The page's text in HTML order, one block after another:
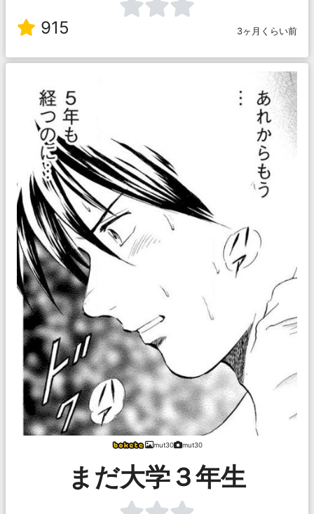
915 3ヶ月くらい前
mut30 mut30
まだ大学３年生